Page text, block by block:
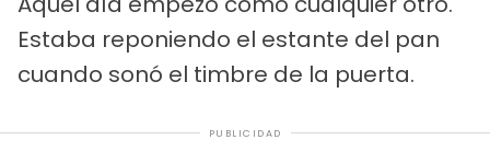
Estaba reponiendo el estante del pan
cuando sonó el timbre de la puerta.
PUBLICIDAD